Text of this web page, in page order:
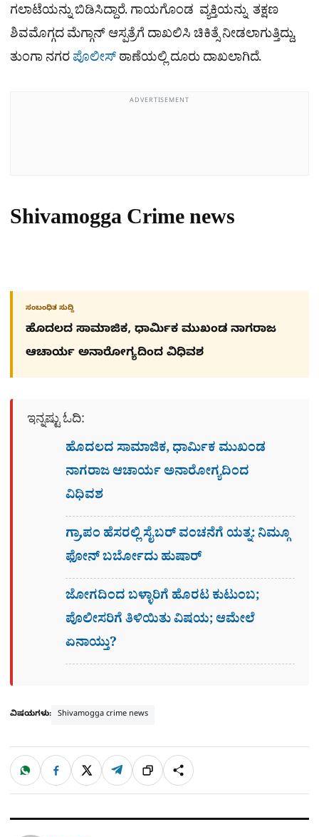
ಗಲಾಟೆಯನ್ನು ಬಿಡಿಸಿದ್ದಾರೆ. ಗಾಯಗೊಂಡ ವ್ಯಕ್ತಿಯನ್ನು ತಕ್ಷಣ
ಶಿವಮೊಗ್ಗದ ಮೆಗ್ಗಾನ್ ಆಸ್ಪತ್ರೆಗೆ ದಾಖಲಿಸಿ ಚಿಕಿತ್ಸೆ ನೀಡಲಾಗುತ್ತಿದ್ದು,
ತುಂಗಾ ನಗರಪೊಲೀಸ್ಠಾಣೆಯಲ್ಲಿ ದೂರು ದಾಖಲಾಗಿದೆ.
ADVERTISEMENT
Shivamogga Crime news
ಸಂಬಂಧಿತ ಸುದ್ದಿ
ಹೊದಲದ ಸಾಮಾಜಿಕ, ಧಾರ್ಮಿಕ ಮುಖಂಡ ನಾಗರಾಜ
ಆಚಾರ್ಯ ಅನಾರೋಗ್ಯದಿಂದ ವಿಧಿವಶ
ಇನ್ನಷ್ಟು ಓದಿ:
ಹೊದಲದ ಸಾಮಾಜಿಕ, ಧಾರ್ಮಿಕ ಮುಖಂಡ
ನಾಗರಾಜ ಆಚಾರ್ಯ ಅನಾರೋಗ್ಯದಿಂದ
ವಿಧಿವಶ
ಗ್ರಾ,ಪಂ ಹೆಸರಲ್ಲಿ ಸೈಬ‌ರ್ ವಂಚನೆಗೆ ಯತ್ನ: ನಿಮ್ಗೂ
ಫೋನ್​ ಬರ್ಬೋದು ಹುಷಾರ್​​
ಜೋಗದಿಂದ ಬಳ್ಳಾರಿಗೆ ಹೊರಟ ಕುಟುಂಬ;
ಪೊಲೀಸರಿಗೆ ತಿಳಿಯಿತು ವಿಷಯ; ಆಮೇಲೆ
ಏನಾಯ್ತು?
ವಿಷಯಗಳು: Shivamogga crime news
ಹಂಚಿಕೊಳ್ಳಿ
W
a
t
p
F
c
e
k
X T
l
e
m
ಲಿಂ
ಕ್
S
h
a